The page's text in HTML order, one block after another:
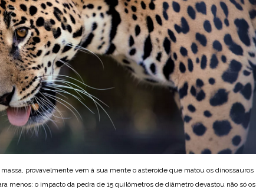
provavelmente vem à sua mente o asteroide que matou os dinossauros
menos: o impacto da pedra de 15 quilômetros de diâmetro devastou não só os